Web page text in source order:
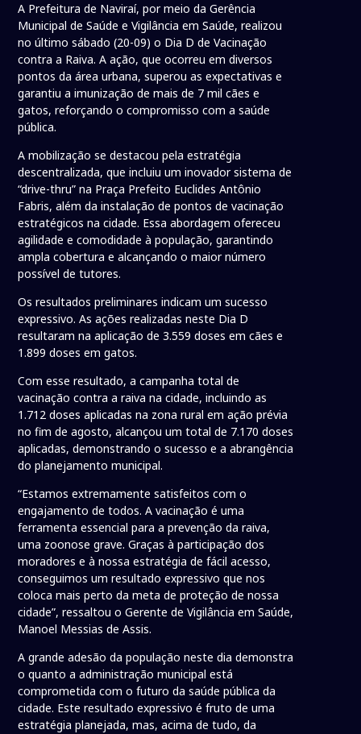
A Prefeitura de Naviraí, por meio da Gerência
Municipal de Saúde e Vigilância em Saúde, realizou
no último sábado (20-09) o Dia D de Vacinação
contra a Raiva. A ação, que ocorreu em diversos
pontos da área urbana, superou as expectativas e
garantiu a imunização de mais de 7 mil cães e
gatos, reforçando o compromisso com a saúde
pública.
A mobilização se destacou pela estratégia
descentralizada, que incluiu um inovador sistema de
“drive-thru” na Praça Prefeito Euclides Antônio
Fabris, além da instalação de pontos de vacinação
estratégicos na cidade. Essa abordagem ofereceu
agilidade e comodidade à população, garantindo
ampla cobertura e alcançando o maior número
possível de tutores.
Os resultados preliminares indicam um sucesso
expressivo. As ações realizadas neste Dia D
resultaram na aplicação de 3.559 doses em cães e
1.899 doses em gatos.
Com esse resultado, a campanha total de
vacinação contra a raiva na cidade, incluindo as
1.712 doses aplicadas na zona rural em ação prévia
no fim de agosto, alcançou um total de 7.170 doses
aplicadas, demonstrando o sucesso e a abrangência
do planejamento municipal.
“Estamos extremamente satisfeitos com o
engajamento de todos. A vacinação é uma
ferramenta essencial para a prevenção da raiva,
uma zoonose grave. Graças à participação dos
moradores e à nossa estratégia de fácil acesso,
conseguimos um resultado expressivo que nos
coloca mais perto da meta de proteção de nossa
cidade”, ressaltou o Gerente de Vigilância em Saúde,
Manoel Messias de Assis.
A grande adesão da população neste dia demonstra
o quanto a administração municipal está
comprometida com o futuro da saúde pública da
cidade. Este resultado expressivo é fruto de uma
estratégia planejada, mas, acima de tudo, da